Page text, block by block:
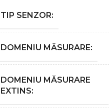
TIP SENZOR:
DOMENIU MĂSURARE:
DOMENIU MĂSURARE
EXTINS: